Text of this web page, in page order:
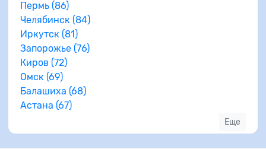
Пермь (86)
Челябинск (84)
Иркутск (81)
Запорожье (76)
Киров (72)
Омск (69)
Балашиха (68)
Астана (67)
Еще